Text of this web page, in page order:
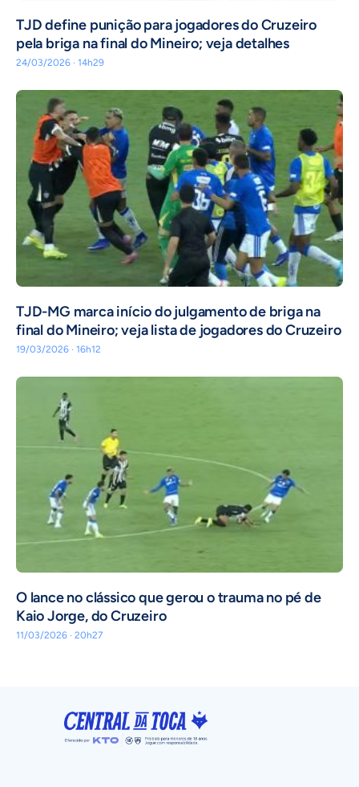
TJD define punição para jogadores do Cruzeiro
pela briga na final do Mineiro; veja detalhes
24/03/2026 · 14h29
TJD-MG marca início do julgamento de briga na
final do Mineiro; veja lista de jogadores do Cruzeiro
19/03/2026 · 16h12
O lance no clássico que gerou o trauma no pé de
Kaio Jorge, do Cruzeiro
11/03/2026 · 20h27